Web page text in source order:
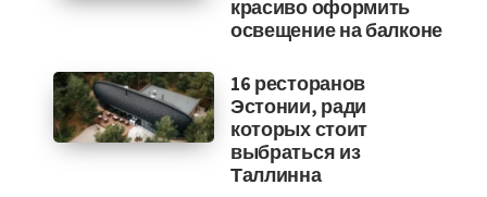
красиво оформить
освещение на балконе
16 ресторанов
Эстонии, ради
которых стоит
выбраться из
Таллинна